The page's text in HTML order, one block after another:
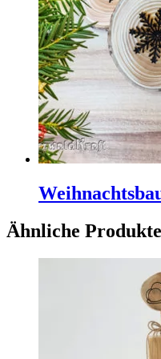
Ähnliche Produkte